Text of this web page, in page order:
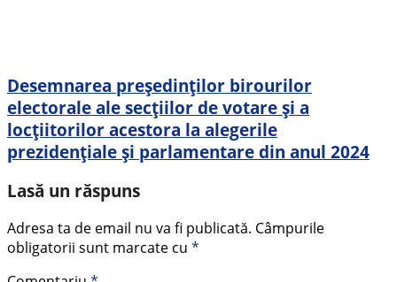
Desemnarea președinților birourilor
electorale ale secțiilor de votare și a
locțiitorilor acestora la alegerile
prezidențiale și parlamentare din anul 2024
Lasă un răspuns
Adresa ta de email nu va fi publicată. Câmpurile
obligatorii sunt marcate cu *